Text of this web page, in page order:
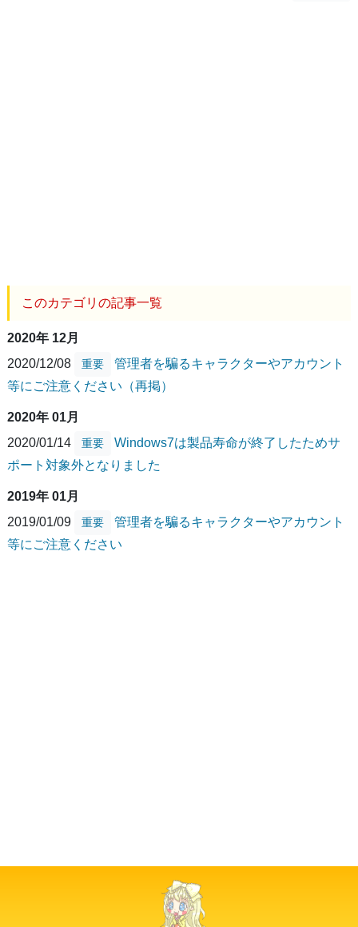
このカテゴリの記事一覧
2020年 12月
2020/12/08
重要
管理者を騙るキャラクターやアカウント
等にご注意ください（再掲）
2020年 01月
2020/01/14
重要
Windows7は製品寿命が終了したためサ
ポート対象外となりました
2019年 01月
2019/01/09
重要
管理者を騙るキャラクターやアカウント
等にご注意ください